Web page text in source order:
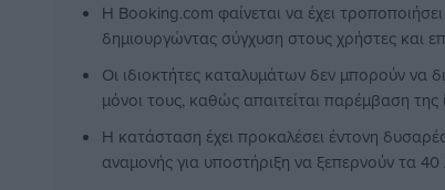
Η Booking.com φαίνεται να έχει
δημιουργώντας σύγχυση στους χρήστες και
Οι ιδιοκτήτες καταλυμάτων δεν μπορούν να
μόνοι τους, καθώς απαιτείται παρέμβαση της
Η κατάσταση έχει προκαλέσει έντονη
αναμονής για υποστήριξη να ξεπερνούν τα 40